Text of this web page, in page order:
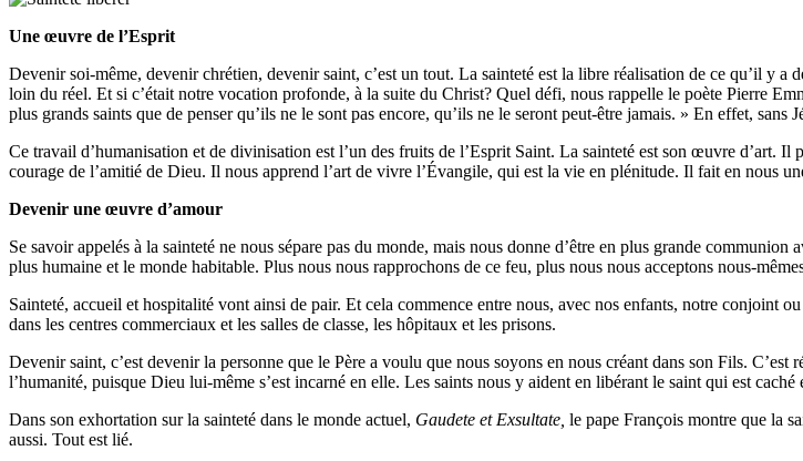
Une œuvre de l’Esprit
Devenir soi-même, devenir chrétien, devenir saint, c’est un tout. La sainteté est la libre réalisation de ce qu’il y
loin du réel. Et si c’était notre vocation profonde, à la suite du Christ? Quel défi, nous rappelle le poète Pierre
plus grands saints que de penser qu’ils ne le sont pas encore, qu’ils ne le seront peut-être jamais. » En effet, sans
Ce travail d’humanisation et de divinisation est l’un des fruits de l’Esprit Saint. La sainteté est son œuvre d’art.
courage de l’amitié de Dieu. Il nous apprend l’art de vivre l’Évangile, qui est la vie en plénitude. Il fait en nous
Devenir une œuvre d’amour
Se savoir appelés à la sainteté ne nous sépare pas du monde, mais nous donne d’être en plus grande
plus humaine et le monde habitable. Plus nous nous rapprochons de ce feu, plus nous nous acceptons nous-
Sainteté, accueil et hospitalité vont ainsi de pair. Et cela commence entre nous, avec nos enfants, notre conjoint
dans les centres commerciaux et les salles de classe, les hôpitaux et les prisons.
Devenir saint, c’est devenir la personne que le Père a voulu que nous soyons en nous créant dans son Fils.
l’humanité, puisque Dieu lui-même s’est incarné en elle. Les saints nous y aident en libérant le saint qui est caché
Dans son exhortation sur la sainteté dans le monde actuel, Gaudete et Exsultate, le pape François montre que la
aussi. Tout est lié.